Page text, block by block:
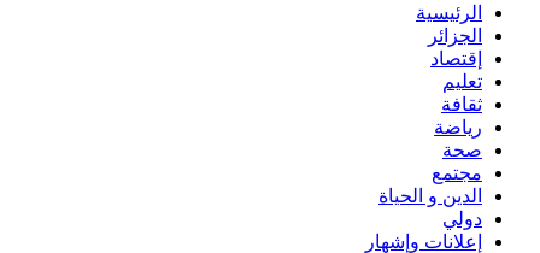
الرئيسية
الجزائر
إقتصاد
تعليم
ثقافة
رياضة
صحة
مجتمع
الدين و الحياة
دولي
إعلانات وإشهار